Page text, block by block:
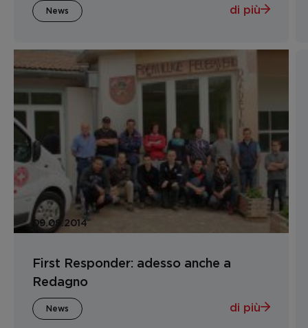
News di più
09.09.2014
First Responder: adesso anche a
Redagno
News di più